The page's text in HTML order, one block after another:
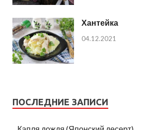
Хантейка
04.12.2021
ПОСЛЕДНИЕ ЗАПИСИ